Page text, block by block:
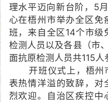
理水平迈向新台阶，5
心在梧州市举办全区免
班，来自全区14个市级
检测人员以及各县（市
面抗原检测人员共115人
开班仪式上，梧州
表热情洋溢的致辞，对
烈欢迎。自治区疾控中